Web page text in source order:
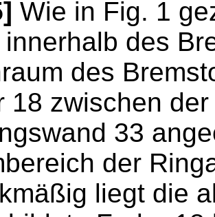
Wie in Fig. 1
des
des
18 zwischen
33
der
liegt die